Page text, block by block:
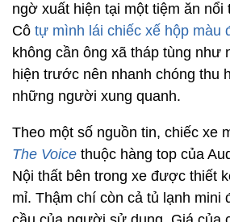
ngờ xuất hiện tại một tiệm ăn nổi
Cô tự mình lái chiếc xế hộp màu
không cần ông xã tháp tùng như
hiện trước nên nhanh chóng thu
những người xung quanh.
Theo một số nguồn tin, chiếc xe
The Voice thuộc hàng top của
Nội thất bên trong xe được thiết
mỉ. Thậm chí còn cả tủ lạnh mini